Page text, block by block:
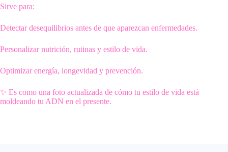
Sirve para:
Detectar desequilibrios antes de que aparezcan enfermedades.
Personalizar nutrición, rutinas y estilo de vida.
Optimizar energía, longevidad y prevención.
✨ Es como una foto actualizada de cómo tu estilo de vida está
moldeando tu ADN en el presente.